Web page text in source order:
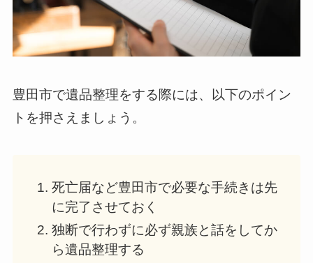
豊田市で遺品整理をする際には、以下のポイン
トを押さえましょう。
死亡届など豊田市で必要な手続きは先
に完了させておく
独断で行わずに必ず親族と話をしてか
ら遺品整理する